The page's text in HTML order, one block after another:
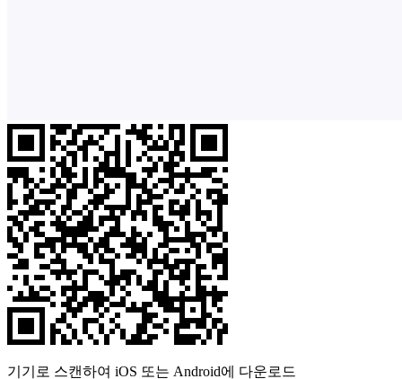
기기로 스캔하여 iOS 또는 Android에 다운로드